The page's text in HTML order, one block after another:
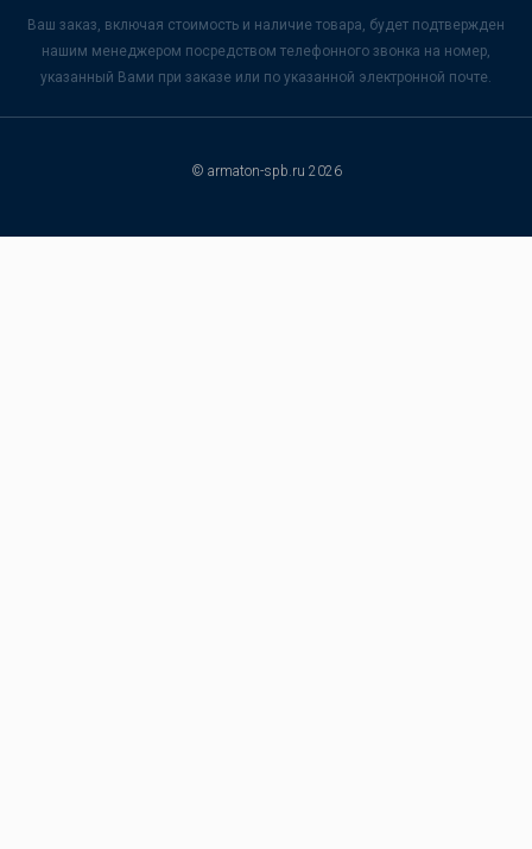
Ваш заказ, включая стоимость и наличие товара, будет подтвержден
нашим менеджером посредством телефонного звонка на номер,
указанный Вами при заказе или по указанной электронной почте.
© armaton-spb.ru 2026